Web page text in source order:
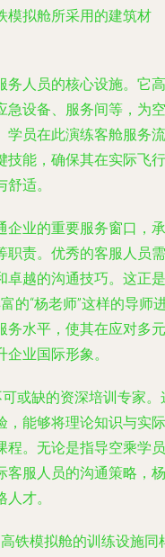
模拟舱所采用的建筑材
务人员的核心设施。它高
急设备、服务间等，为空
学员在此演练客舱服务流
技能，确保其在实际飞行
适。
企业的重要服务窗口，承
职责。优秀的客服人员需
卓越的沟通技巧。这正是
的“杨老师”这样的导师
务水平，使其在应对多元
业国际形象。
或缺的资深培训专家。
，能够将理论知识与实际
程。无论是指导空乘学员
客服人员的沟通策略，杨
才。
铁模拟舱的训练设施同